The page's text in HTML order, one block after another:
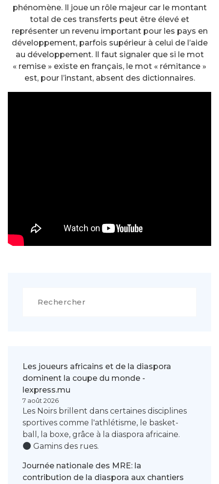
phénomène. Il joue un rôle majeur car le montant
total de ces transferts peut être élevé et
représenter un revenu important pour les pays en
développement, parfois supérieur à celui de l’aide
au développement. Il faut signaler que si le mot
« remise » existe en français, le mot « rémitance »
est, pour l’instant, absent des dictionnaires.
Les joueurs africains et de la diaspora
dominent la coupe du monde -
lexpress.mu
7 août 2026
Les Noirs brillent dans certaines disciplines
sportives comme l'athlétisme, le basket-
ball, la boxe, grâce à la diaspora africaine.
Gamins des rues.
Journée nationale des MRE: la
contribution de la diaspora aux chantiers